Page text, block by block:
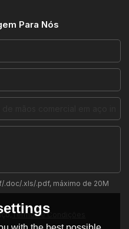
Para Nós
.doc/.xls/.pdf, máximo de 20M
Termos e Condições